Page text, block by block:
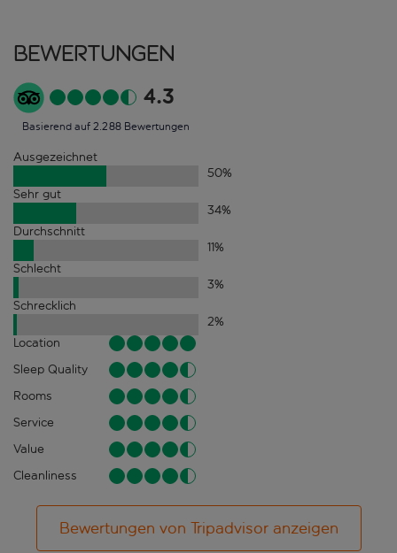
Bewertungen
4.3
Basierend auf 2.288 Bewertungen
Ausgezeichnet
50%
Sehr gut
34%
Durchschnitt
11%
Schlecht
3%
Schrecklich
2%
Location
Sleep Quality
Rooms
Service
Value
Cleanliness
Bewertungen von Tripadvisor anzeigen